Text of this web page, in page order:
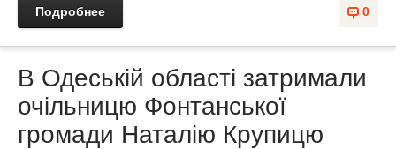
0
Подробнее
В Одеській області затримали
очільницю Фонтанської
громади Наталію Крупицю